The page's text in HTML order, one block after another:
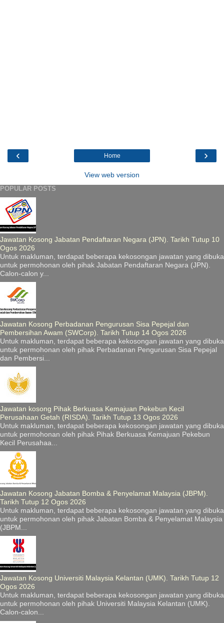
‹ ›
Home
View web version
POPULAR POSTS
Jawatan Kosong Jabatan Pendaftaran Negara (JPN). Tarikh Tutup 10
Ogos 2026
Untuk makluman, terdapat beberapa kekosongan jawatan yang dibuka
untuk permohonan oleh pihak Jabatan Pendaftaran Negara (JPN).
Calon-calon y...
Jawatan Kosong Perbadanan Pengurusan Sisa Pepejal dan
Pembersihan Awam (SWCorp). Tarikh Tutup 14 Ogos 2026
Untuk makluman, terdapat beberapa kekosongan jawatan yang dibuka
untuk permohonan oleh pihak Perbadanan Pengurusan Sisa Pepejal
dan Pembersi...
Jawatan kosong Pihak Berkuasa Kemajuan Pekebun Kecil
Perusahaan Getah (RISDA). Tarikh Tutup 13 Ogos 2026
Untuk makluman, terdapat beberapa kekosongan jawatan yang dibuka
untuk permohonan oleh pihak Pihak Berkuasa Kemajuan Pekebun
Kecil Perusahaa...
Jawatan Kosong Jabatan Bomba & Penyelamat Malaysia (JBPM).
Tarikh Tutup 12 Ogos 2026
Untuk makluman, terdapat beberapa kekosongan jawatan yang dibuka
untuk permohonan oleh pihak Jabatan Bomba & Penyelamat Malaysia
(JBPM...
Jawatan Kosong Universiti Malaysia Kelantan (UMK). Tarikh Tutup 12
Ogos 2026
Untuk makluman, terdapat beberapa kekosongan jawatan yang dibuka
untuk permohonan oleh pihak Universiti Malaysia Kelantan (UMK).
Calon-calon...